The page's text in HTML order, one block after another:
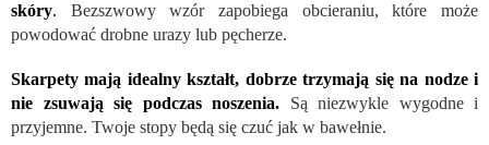
skóry. Bezszwowy wzór zapobiega obcieraniu, które może
powodować drobne urazy lub pęcherze.
Skarpety mają idealny kształt, dobrze trzymają się na nodze i
nie zsuwają się podczas noszenia.
Są niezwykle wygodne i
przyjemne. Twoje stopy będą się czuć jak w bawełnie.